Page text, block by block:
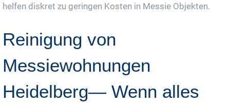
helfen diskret zu geringen Kosten in Messie Objekten.
Reinigung von
Messiewohnungen
Heidelberg— Wenn alles